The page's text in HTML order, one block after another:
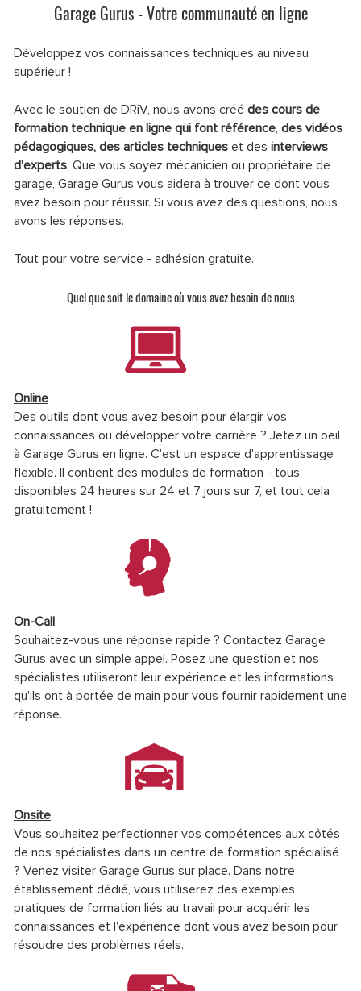
Garage Gurus - Votre communauté en ligne
Développez vos connaissances techniques au niveau
supérieur !
Avec le soutien de DRiV, nous avons créé des cours de
formation technique en ligne qui font référence, des vidéos
pédagogiques, des articles techniques et des interviews
d'experts. Que vous soyez mécanicien ou propriétaire de
garage, Garage Gurus vous aidera à trouver ce dont vous
avez besoin pour réussir. Si vous avez des questions, nous
avons les réponses.
Tout pour votre service - adhésion gratuite.
Quel que soit le domaine où vous avez besoin de nous
Online
Des outils dont vous avez besoin pour élargir vos
connaissances ou développer votre carrière ? Jetez un oeil
à Garage Gurus en ligne. C'est un espace d'apprentissage
flexible. Il contient des modules de formation - tous
disponibles 24 heures sur 24 et 7 jours sur 7, et tout cela
gratuitement !
On-Call
Souhaitez-vous une réponse rapide ? Contactez Garage
Gurus avec un simple appel. Posez une question et nos
spécialistes utiliseront leur expérience et les informations
qu'ils ont à portée de main pour vous fournir rapidement une
réponse.
Onsite
Vous souhaitez perfectionner vos compétences aux côtés
de nos spécialistes dans un centre de formation spécialisé
? Venez visiter Garage Gurus sur place. Dans notre
établissement dédié, vous utiliserez des exemples
pratiques de formation liés au travail pour acquérir les
connaissances et l'expérience dont vous avez besoin pour
résoudre des problèmes réels.